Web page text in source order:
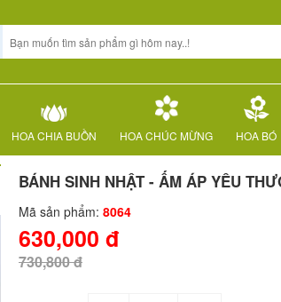
HOA CHIA BUỒN HOA CHÚC MỪNG HOA BÓ
BÁNH SINH NHẬT - ẤM ÁP YÊU
Mã sản phẩm: 8064
630,000 đ
730,800 đ